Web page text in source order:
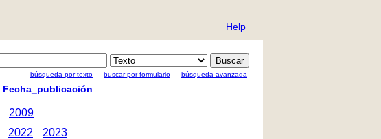
Help
búsqueda por texto buscar por formulario búsqueda avanzada
Fecha_publicación
2009
2022
2023